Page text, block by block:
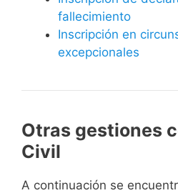
fallecimiento
Inscripción en
excepcionales
Otras gestiones
Civil
A continuación se